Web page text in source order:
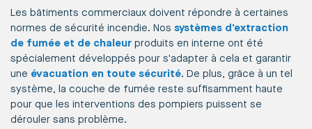
Les bâtiments commerciaux doivent répondre à certaines
normes de sécurité incendie. Nos systèmes d'extraction
de fumée et de chaleur produits en interne ont été
spécialement développés pour s'adapter à cela et garantir
une évacuation en toute sécurité. De plus, grâce à un tel
système, la couche de fumée reste suffisamment haute
pour que les interventions des pompiers puissent se
dérouler sans problème.